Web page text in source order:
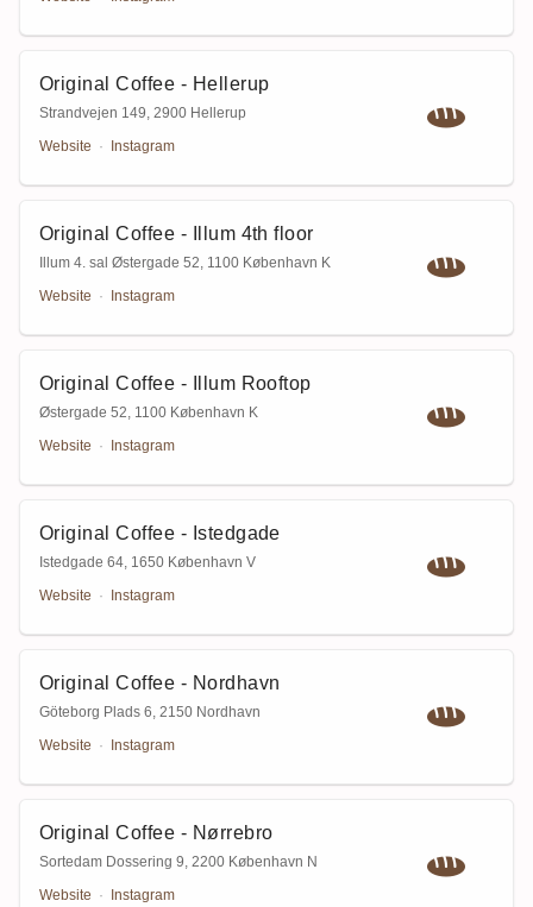
Original Coffee - Hellerup
Strandvejen 149, 2900 Hellerup
Website · Instagram
Original Coffee - Illum 4th floor
Illum 4. sal Østergade 52, 1100 København K
Website · Instagram
Original Coffee - Illum Rooftop
Østergade 52, 1100 København K
Website · Instagram
Original Coffee - Istedgade
Istedgade 64, 1650 København V
Website · Instagram
Original Coffee - Nordhavn
Göteborg Plads 6, 2150 Nordhavn
Website · Instagram
Original Coffee - Nørrebro
Sortedam Dossering 9, 2200 København N
Website · Instagram